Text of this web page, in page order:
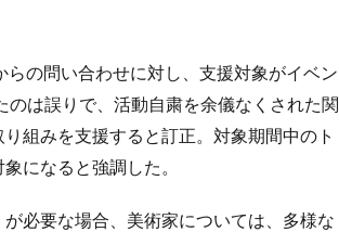
の問い合わせに対し、支援対象がイベン
のは誤りで、活動自粛を余儀なくされた関
組みを支援すると訂正。対象期間中のト
になると強調した。
必要な場合、美術家については、多様な